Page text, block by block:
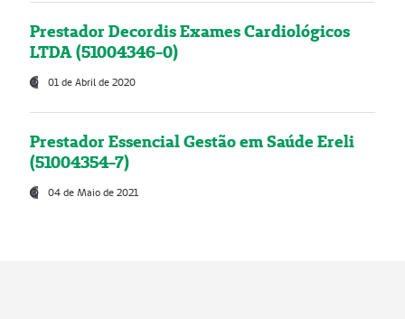
Prestador Decordis Exames Cardiológicos
LTDA (51004346-0)
01 de Abril de 2020
Prestador Essencial Gestão em Saúde Ereli
(51004354-7)
04 de Maio de 2021